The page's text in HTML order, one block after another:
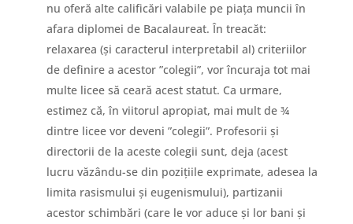
nu oferă alte calificări valabile pe piața muncii în
afara diplomei de Bacalaureat. În treacăt:
relaxarea (și caracterul interpretabil al) criteriilor
de definire a acestor ”colegii”, vor încuraja tot mai
multe licee să ceară acest statut. Ca urmare,
estimez că, în viitorul apropiat, mai mult de ¾
dintre licee vor deveni ”colegii”. Profesorii și
directorii de la aceste colegii sunt, deja (acest
lucru văzându-se din pozițiile exprimate, adesea la
limita rasismului și eugenismului), partizanii
acestor schimbări (care le vor aduce și lor bani și